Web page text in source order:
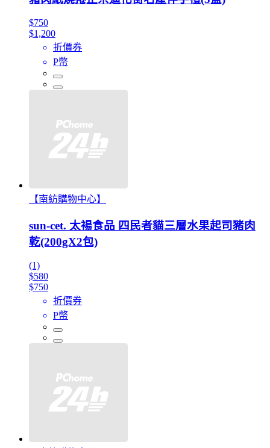
$750
$1,200
折價券
P幣
【南紡購物中心】
sun-cet. 太禓食品 四民者貓三層水果起司豬肉
乾(200gX2包)
(1)
$580
$750
折價券
P幣